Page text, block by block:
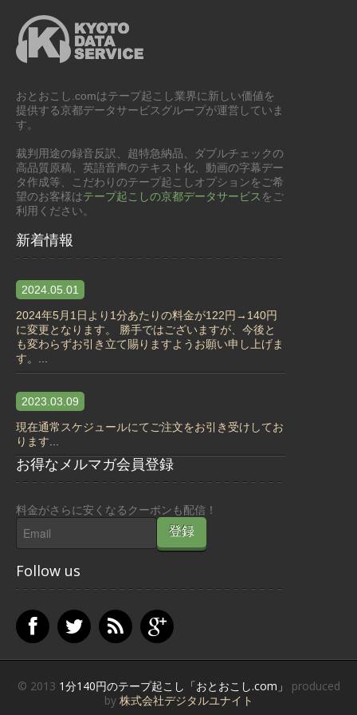
おとおこし.comはテープ起こし業界に新しい価値を
提供する京都データサービスグループが運営していま
す。
裁判用途の録音反訳、超特急納品、ダブルチェックの
高品質原稿、英語音声のテキスト化、動画の字幕デー
タ作成等、こだわりのテープ起こしオプションをご希
望のお客様はテープ起こしの京都データサービス をご
利用ください。
新着情報
2024.05.01
2024年5月1日より1分あたりの料金が122円→140円
に変更となります。 勝手ではございますが、今後と
も変わらずお引き立て賜りますようお願い申し上げま
す。...
2023.03.09
現在通常スケジュールにてご注文をお引き受けしてお
ります...
お得なメルマガ会員登録
料金がさらに安くなるクーポンも配信！
Follow us
© 2013 1分140円のテープ起こし「おとおこし.com」
produced
by 株式会社デジタルユナイト